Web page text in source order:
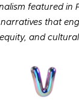
featured in
that
and